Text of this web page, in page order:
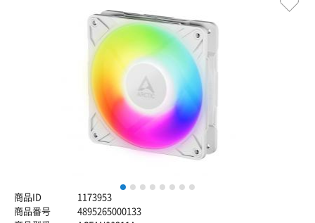
1 2 3 4 5 6 7
商品ID
1173953
商品番号
4895265000133